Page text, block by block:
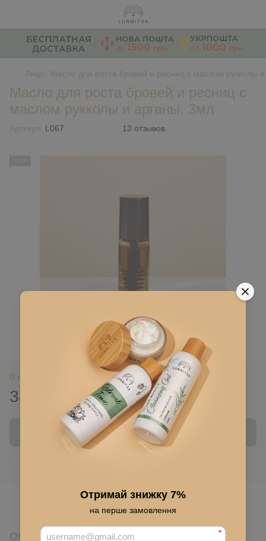
Отримай знижку 7%
на перше замовлення
*
Масло для роста бровей и ресниц с
маслом рукколы и арганы, 3мл
L067 13 отзывов
В наличии
380 грн
Купить
В избранное
Описание